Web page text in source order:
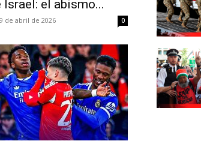
el abismo...
9 de abril de 2026 0